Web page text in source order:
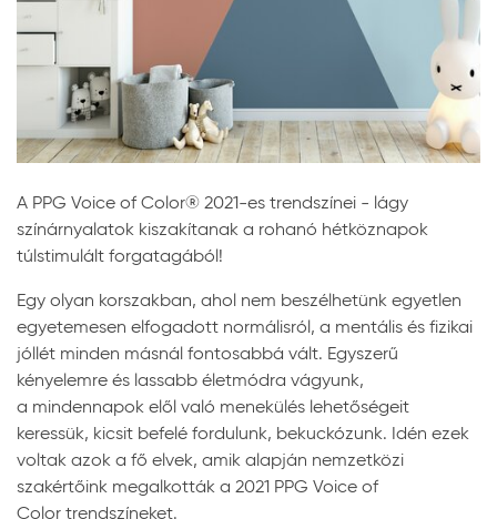
A PPG Voice of Color® 2021-es trendszínei - lágy
színárnyalatok kiszakítanak a rohanó hétköznapok
túlstimulált forgatagából!
Egy olyan korszakban, ahol nem beszélhetünk egyetlen
egyetemesen elfogadott normálisról, a mentális és fizikai
jóllét minden másnál fontosabbá vált. Egyszerű
kényelemre és lassabb életmódra vágyunk,
a mindennapok elől való menekülés lehetőségeit
keressük, kicsit befelé fordulunk, bekuckózunk. Idén ezek
voltak azok a fő elvek, amik alapján nemzetközi
szakértőink megalkották a 2021 PPG Voice of
Color trendszíneket.